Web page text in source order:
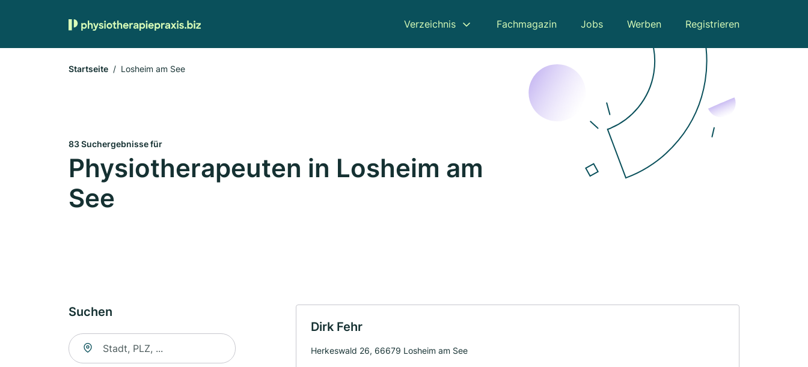
Verzeichnis Fachmagazin Jobs Werben Registrieren
Startseite Losheim am See
83 Suchergebnisse für
Physiotherapeuten in Losheim am
See
Suchen
Suche nach Ort
Dirk Fehr
Herkeswald 26, 66679 Losheim am See